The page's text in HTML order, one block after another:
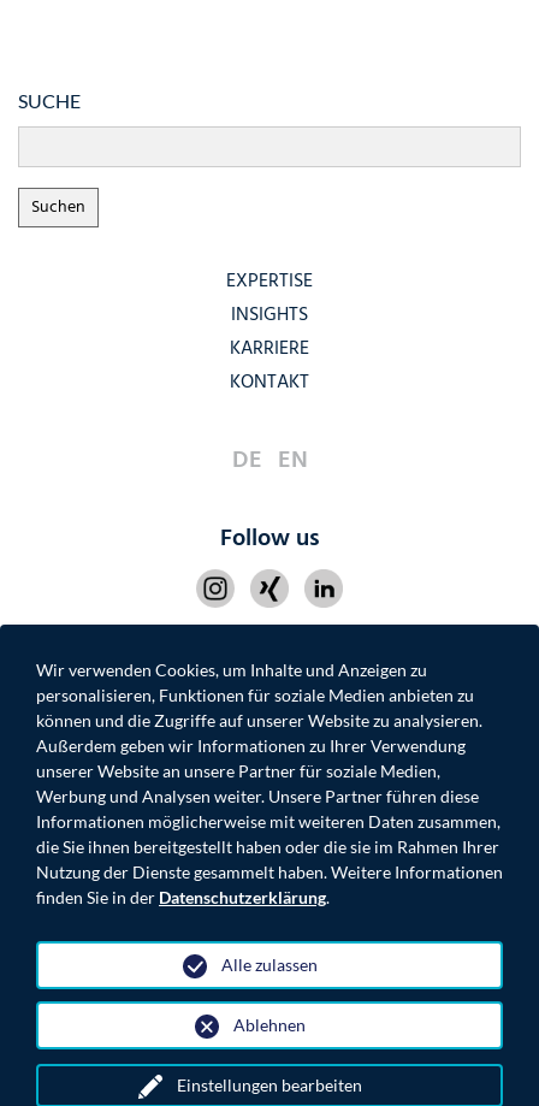
Wir verwenden Cookies, um Inhalte und Anzeigen zu
personalisieren, Funktionen für soziale Medien anbieten zu
können und die Zugriffe auf unserer Website zu analysieren.
Außerdem geben wir Informationen zu Ihrer Verwendung
unserer Website an unsere Partner für soziale Medien,
Werbung und Analysen weiter. Unsere Partner führen diese
Informationen möglicherweise mit weiteren Daten zusammen,
die Sie ihnen bereitgestellt haben oder die sie im Rahmen Ihrer
Nutzung der Dienste gesammelt haben. Weitere Informationen
finden Sie in der Datenschutzerklärung.
Einstellungen bearbeiten
Ablehnen
Alle zulassen
SUCHE
EXPERTISE
INSIGHTS
KARRIERE
KONTAKT
DE EN
Follow us
IMPRESSUM DATENSCHUTZ
KONTAKT
MOONROC.DE
© 2026 MOONROC ADVISORY PARTNERS GmbH